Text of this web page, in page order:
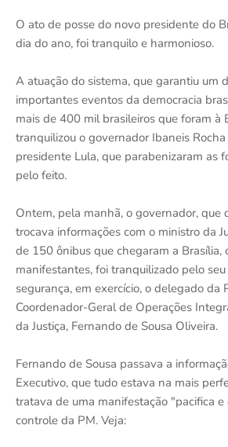
O ato de posse do novo presidente do
dia do ano, foi tranquilo e harmonioso.
A atuação do sistema, que garantiu um
importantes eventos da democracia
mais de 400 mil brasileiros que foram à
tranquilizou o governador Ibaneis
presidente Lula, que parabenizaram as
pelo feito.
Ontem, pela manhã, o governador, que
trocava informações com o ministro da
de 150 ônibus que chegaram a Brasília,
manifestantes, foi tranquilizado pelo
segurança, em exercício, o delegado da
Coordenador-Geral de Operações
da Justiça, Fernando de Sousa Oliveira.
Fernando de Sousa passava a
Executivo, que tudo estava na mais
tratava de uma manifestação "pacifica e
controle da PM. Veja: